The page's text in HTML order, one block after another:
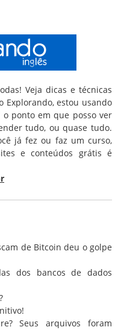
Veja dicas e técnicas
Explorando, estou usando
ponto em que posso ver
tudo, ou quase tudo.
já fez ou faz um curso,
e conteúdos grátis é
de Bitcoin deu o golpe
dos bancos de dados
Seus arquivos foram